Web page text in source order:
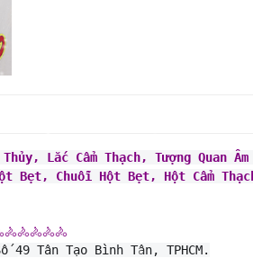
, Lắc Cẩm Thạch, Tượng Quan
Bẹt, Chuỗi Hột Bẹt, Hột Cẩm
Tân Tạo Bình Tân, TPHCM.